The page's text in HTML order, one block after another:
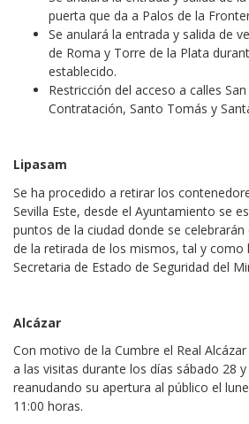
puerta que da a Palos de la
Se anulará la entrada y salida de
de Roma y Torre de la Plata
establecido.
Restricción del acceso a calles
Contratación, Santo Tomás y
Lipasam
Se ha procedido a retirar los
Sevilla Este, desde el Ayuntamiento se
puntos de la ciudad donde se
de la retirada de los mismos, tal y como
Secretaria de Estado de Seguridad del
Alcázar
Con motivo de la Cumbre el Real
a las visitas durante los días sábado 28
reanudando su apertura al público el
11:00 horas.